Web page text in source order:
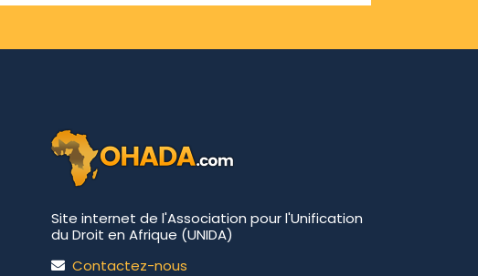
Site internet de l'Association pour l'Unification
du Droit en Afrique (UNIDA)
Contactez-nous